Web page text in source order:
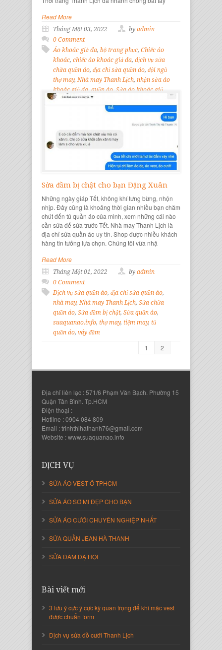
Read More
Tháng Một 03, 2022 by admin
0 Comment
Áo khoác giả da, bộ trang phục, Chiếc áo
khoác, chiếc áo khoác giả da, dịch vụ sửa
chữa quần áo, địa chỉ sửa quần áo, đội ngũ
thợ may,Nhà may Thanh Lịch, nhận sửa áo
khoác giả da quần áo Sửa áo khoác giả
da
,Sửa chữa quần áo
Sửa đầm bị chật cho bạn Đặng Xuân
Những ngày giáp Tết, không khí tưng bừng, nhộn
nhịp. Đây cũng là khoảng thời gian nhiều bạn chăm
chút đến tủ quần áo của mình, xem những cái nào
cần sửa để sửa trước Tết. Nhà may Thanh Lịch là
địa chỉ sửa quần áo uy tín. Shop được nhiều khách
hàng tin tưởng lựa chọn. Chúng tôi vừa nhậ
Read More
Tháng Một 01, 2022 by admin
0 Comment
Dịch vụ sửa quần áo, địa chỉ sửa quần áo,
nhà may,Nhà may Thanh Lịch, Sửa chữa
quần áo, Sửa đầm bị chật, Sửa quần áo,
suaquanao.info, thợ may, tiệm may, tủ
quần áo, váy đầm
1 2
Địa chỉ liên lạc : 571/6 Phạm Văn Bạch. Phường 15
Quận Tân Bình. Tp.HCM
Điện thoại :
Hotline : 0904 084 809
Email : trinhthihathanh76@gmail.com
Website : www.suaquanao.info
DỊCH VỤ
SỬA ÁO VEST Ở TPHCM
SỬA ÁO SƠ MI ĐẸP CHO BẠN
SỬA ÁO CƯỚI CHUYÊN NGHIỆP NHẤT
SỬA QUẦN JEAN HÀ THANH
SỬA ĐẦM DẠ HỘI
Bài viết mới
3 lưu ý cực ý cực kỳ quan trọng để khi mặc vest
được chuẩn form
Dịch vụ sửa đồ cưới Thanh Lịch